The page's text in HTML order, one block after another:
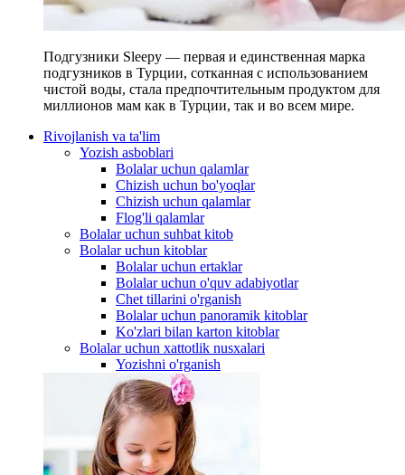
Подгузники Sleepy — первая и единственная марка
подгузников в Турции, сотканная с использованием
чистой воды, стала предпочтительным продуктом для
миллионов мам как в Турции, так и во всем мире.
Rivojlanish va ta'lim
Yozish asboblari
Bolalar uchun qalamlar
Chizish uchun bo'yoqlar
Chizish uchun qalamlar
Flog'li qalamlar
Bolalar uchun suhbat kitob
Bolalar uchun kitoblar
Bolalar uchun ertaklar
Bolalar uchun o'quv adabiyotlar
Chet tillarini o'rganish
Bolalar uchun panoramik kitoblar
Ko'zlari bilan karton kitoblar
Bolalar uchun xattotlik nusxalari
Yozishni o'rganish